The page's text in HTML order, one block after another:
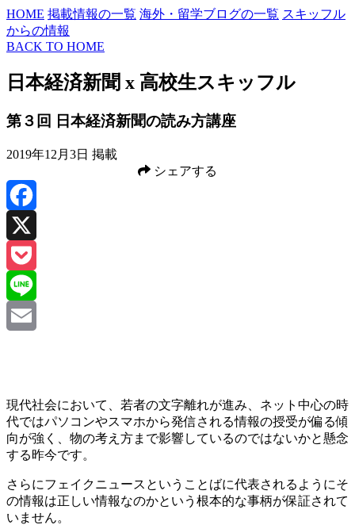
HOME 掲載情報の一覧 海外・留学ブログの一覧 スキッフル
からの情報
BACK TO HOME
日本経済新聞 x 高校生スキッフル
第３回 日本経済新聞の読み方講座
2019年12月3日 掲載
シェアする
現代社会において、若者の文字離れが進み、ネット中心の時
代ではパソコンやスマホから発信される情報の授受が偏る傾
向が強く、物の考え方まで影響しているのではないかと懸念
する昨今です。
さらにフェイクニュースということばに代表されるようにそ
の情報は正しい情報なのかという根本的な事柄が保証されて
いません。